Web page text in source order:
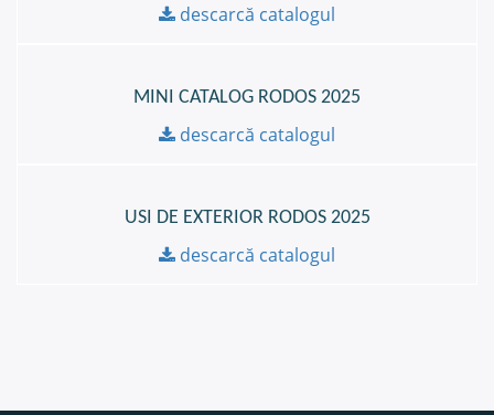
descarcă catalogul
MINI CATALOG RODOS 2025
descarcă catalogul
USI DE EXTERIOR RODOS 2025
descarcă catalogul